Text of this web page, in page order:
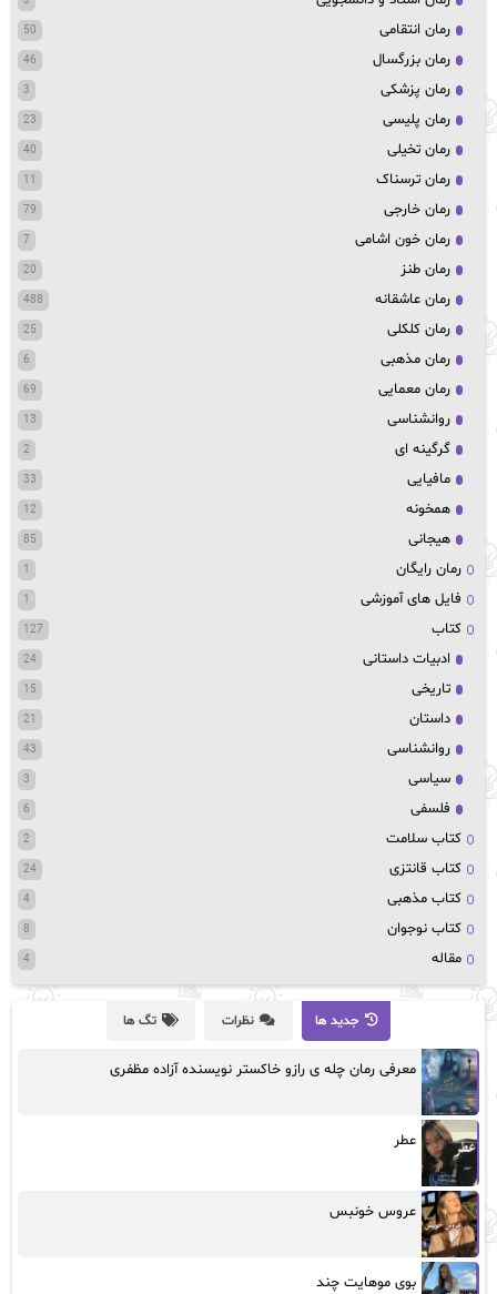
رمان انتقامی 50
رمان بزرگسال 46
رمان پزشکی 3
رمان پلیسی 23
رمان تخیلی 40
رمان ترسناک 11
رمان خارجی 79
رمان خون اشامی 7
رمان طنز 20
رمان عاشقانه 488
رمان کلکلی 25
رمان مذهبی 6
رمان معمایی 69
روانشناسی 13
گرگینه ای 2
مافیایی 33
همخونه 12
هیجانی 85
رمان رایگان 1
فایل های آموزشی 1
کتاب 127
ادبیات داستانی 24
تاریخی 15
داستان 21
روانشناسی 43
سیاسی 3
فلسفی 6
کتاب سلامت 2
کتاب قانتزی 24
کتاب مذهبی 4
کتاب نوجوان 8
مقاله 4
جدید ها نظرات تگ ها
معرفی رمان چله ی رازو خاکستر نویسنده آزاده مظفری
عطر
عروس خونبس
بوی موهایت چند